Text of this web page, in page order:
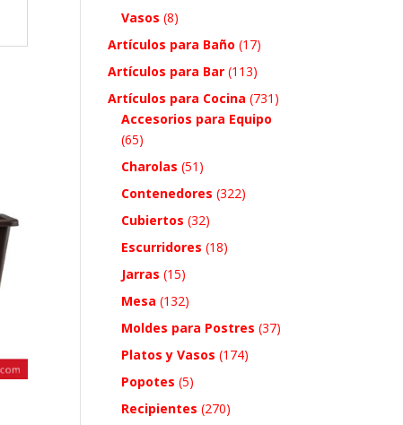
Vasos (8)
Artículos para Baño (17)
Artículos para Bar (113)
Artículos para Cocina (731)
Accesorios para Equipo
(65)
Charolas (51)
Contenedores (322)
Cubiertos (32)
Escurridores (18)
Jarras (15)
Mesa (132)
Moldes para Postres (37)
Platos y Vasos (174)
Popotes (5)
Recipientes (270)